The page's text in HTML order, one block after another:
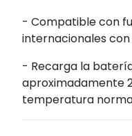
- Compatible con
internacionales con
- Recarga la batería
aproximadamente
temperatura